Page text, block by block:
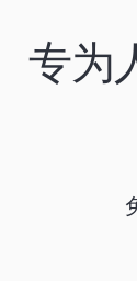
专为